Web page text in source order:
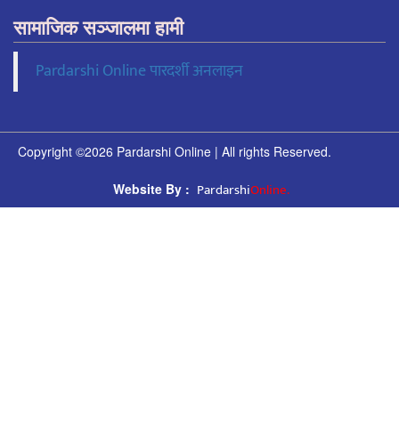
सामाजिक सञ्जालमा हामी
Pardarshi Online पारदर्शी अनलाइन
Copyright ©2026 Pardarshi Online | All rights Reserved.
Website By : PardarshiOnline.